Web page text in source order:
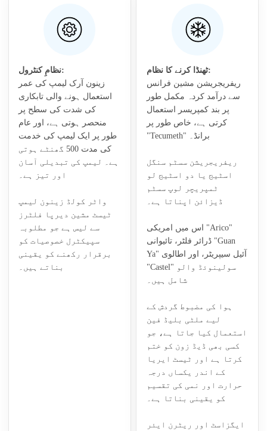
نظامِ کنٹرول:
زینون آرک لیمپ کی عمر
استعمال ہونے والی تابکاری
کی شدت کی سطح پر
منحصر ہوتی ہے، اور عام
طور پر ایک لیمپ کی خدمت
کی مدت 500 گھنٹے ہوتی
ہے۔ لیمپ کی تبدیلی آسان
اور تیز ہے۔
واٹر کولڈ زینون لیمپ
ٹیسٹ مشین دیرپا فلٹرز
سے لیس ہے جو مطلوبہ
سپیکٹرل خصوصیات کو
برقرار رکھنے کو یقینی
بناتے ہیں۔
ٹھنڈا کرنے کا نظام:
ریفریجریشن مشین فرانس
سے درآمد کردہ مکمل طور
پر بند کمپریسر استعمال
کرتی ہے، خاص طور پر
"Tecumeth" برانڈ۔
ریفریجریشن سسٹم سنگل
اسٹیج یا دو اسٹیج لو
ٹمپریچر لوپ سسٹم
ڈیزائن اپناتا ہے۔
اس میں امریکی "Arico"
ڈرائر فلٹر، تائیوانی "Guan
Ya" آئیل سیپریٹر، اور اطالوی
"Castel" سولینوئڈ والو
شامل ہیں۔
ہوا کی مضبوط گردش کے
لیے ملٹی بلیڈ فین
استعمال کیا جاتا ہے، جو
کسی بھی ڈیڈ زون کو ختم
کرتا ہے اور ٹیسٹ ایریا
کے اندر یکساں درجہ
حرارت اور نمی کی تقسیم
کو یقینی بناتا ہے۔
ایگزاسٹ اور ریٹرن ایئر